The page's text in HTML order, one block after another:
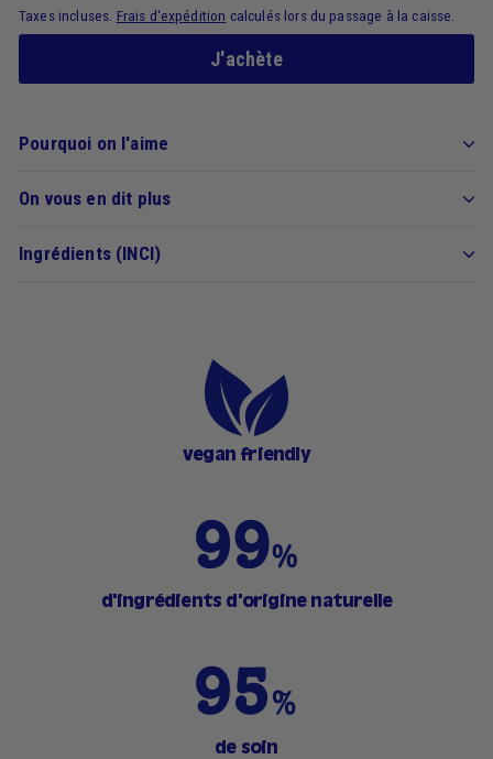
Taxes incluses. Frais d'expédition calculés lors du passage à la caisse.
J'achète
Pourquoi on l'aime
On vous en dit plus
Ingrédients (INCI)
vegan friendly
d'ingrédients d'origine naturelle
de soin